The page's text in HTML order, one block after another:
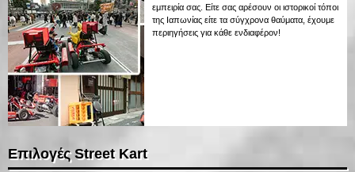
εμπειρία σας. Είτε σας αρέσουν οι ιστορικοί τόποι
της Ιαπωνίας είτε τα σύγχρονα θαύματα, έχουμε
περιηγήσεις για κάθε ενδιαφέρον!
Επιλογές Street Kart